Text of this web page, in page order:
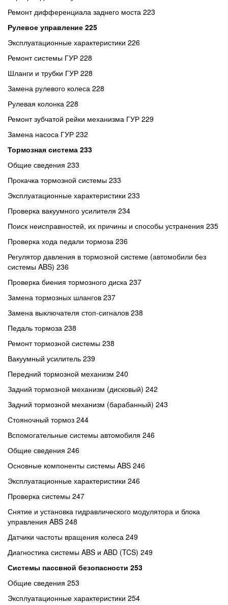
Ремонт дифференциала заднего моста 223
Рулевое управление 225
Эксплуатационные характеристики 226
Ремонт системы ГУР 228
Шланги и трубки ГУР 228
Замена рулевого колеса 228
Рулевая колонка 228
Ремонт зубчатой рейки механизма ГУР 229
Замена насоса ГУР 232
Тормозная система 233
Общие сведения 233
Прокачка тормозной системы 233
Эксплуатационные характеристики 233
Проверка вакуумного усилителя 234
Поиск неисправностей, их причины и способы устранения 235
Проверка хода педали тормоза 236
Регулятор давления в тормозной системе (автомобили без
системы ABS) 236
Проверка биения тормозного диска 237
Замена тормозных шлангов 237
Замена выключателя стоп-сигналов 238
Педаль тормоза 238
Ремонт тормозной системы 238
Вакуумный усилитель 239
Передний тормозной механизм 240
Задний тормозной механизм (дисковый) 242
Задний тормозной механизм (барабанный) 243
Стояночный тормоз 244
Вспомогательные системы автомобиля 246
Общие сведения 246
Основные компоненты системы ABS 246
Эксплуатационные характеристики 246
Проверка системы 247
Снятие и установка гидравлического модулятора и блока
управления ABS 248
Датчики частоты вращения колеса 249
Диагностика системы ABS и ABD (TCS) 249
Системы пассвной безопасности 253
Общие сведения 253
Эксплуатационные характеристики 254